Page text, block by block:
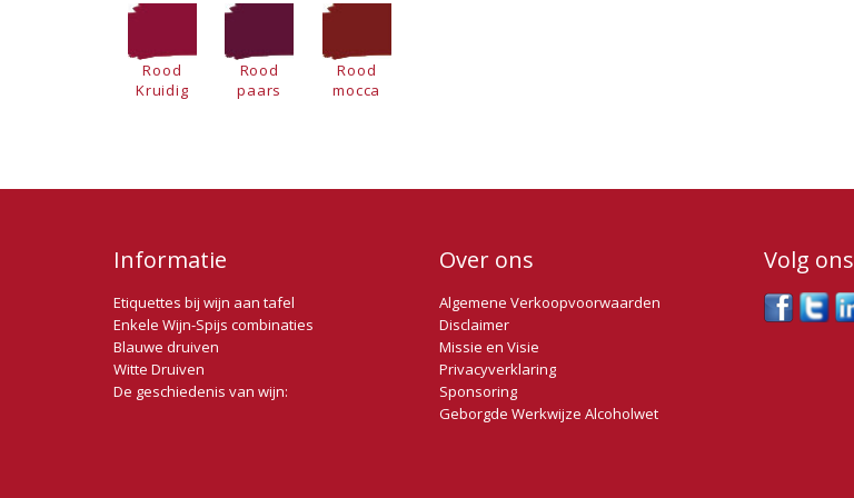
Rood
Kruidig
Rood
paars
Rood
mocca
Informatie
Etiquettes bij wijn aan tafel
Enkele Wijn-Spijs combinaties
Blauwe druiven
Witte Druiven
De geschiedenis van wijn:
Over ons
Algemene Verkoopvoorwaarden
Disclaimer
Missie en Visie
Privacyverklaring
Sponsoring
Geborgde Werkwijze Alcoholwet
Volg ons